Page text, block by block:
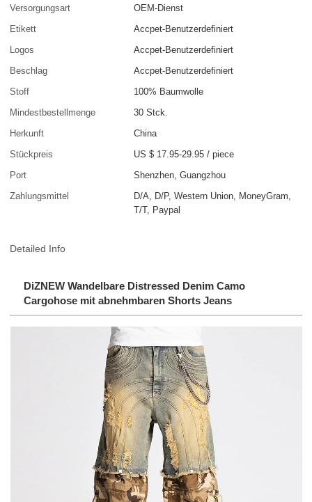
Versorgungsart
OEM-Dienst
Etikett
Accpet-Benutzerdefiniert
Logos
Accpet-Benutzerdefiniert
Beschlag
Accpet-Benutzerdefiniert
Stoff
100% Baumwolle
Mindestbestellmenge
30 Stck.
Herkunft
China
Stückpreis
US $ 17.95-29.95 /piece
Port
Shenzhen, Guangzhou
Zahlungsmittel
D/A, D/P, Western Union, MoneyGram,
T/T, Paypal
Detailed Info
DiZNEW Wandelbare Distressed Denim Camo
Cargohose mit abnehmbaren Shorts Jeans